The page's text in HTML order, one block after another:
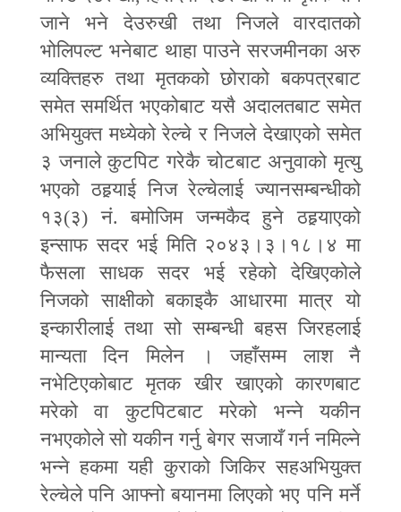
जाने भने देउरुखी तथा निजले वारदातको
भोलिपल्ट भनेबाट थाहा पाउने सरजमीनका अरु
व्यक्तिहरु तथा मृतकको छोराको बकपत्रबाट
समेत समर्थित भएकोबाट यसै अदालतबाट समेत
अभियुक्त मध्येको रेल्चे र निजले देखाएको समेत
३ जनाले कुटपिट गरेकै चोटबाट अनुवाको मृत्यु
भएको ठहर्‍याई निज रेल्चेलाई ज्यानसम्बन्धीको
१३(३) नं. बमोजिम जन्मकैद हुने ठहर्‍याएको
इन्साफ सदर भई मिति २०४३।३।१८।४ मा
फैसला साधक सदर भई रहेको देखिएकोले
निजको साक्षीको बकाइकै आधारमा मात्र यो
इन्कारीलाई तथा सो सम्बन्धी बहस जिरहलाई
मान्यता दिन मिलेन । जहाँसम्म लाश नै
नभेटिएकोबाट मृतक खीर खाएको कारणबाट
मरेको वा कुटपिटबाट मरेको भन्ने यकीन
नभएकोले सो यकीन गर्नु बेगर सजायँ गर्न नमिल्ने
भन्ने हकमा यही कुराको जिकिर सहअभियुक्त
रेल्चेले पनि आफ्नो बयानमा लिएको भए पनि मर्ने